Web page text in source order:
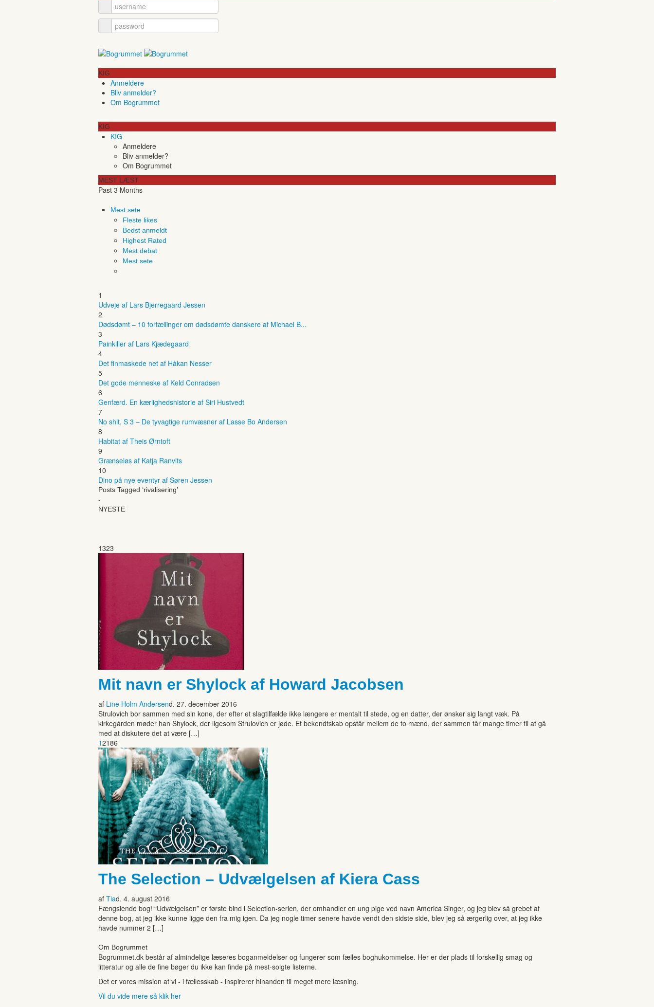
KIG
Anmeldere
Bliv anmelder?
Om Bogrummet
KIG
KIG
Anmeldere
Bliv anmelder?
Om Bogrummet
MEST LÆST
Past 3 Months
Mest sete
Fleste likes
Bedst anmeldt
Highest Rated
Mest debat
Mest sete
1
Udveje af Lars Bjerregaard Jessen
2
Dødsdømt – 10 fortællinger om dødsdømte danskere af Michael B...
3
Painkiller af Lars Kjædegaard
4
Det finmaskede net af Håkan Nesser
5
Det gode menneske af Keld Conradsen
6
Genfærd. En kærlighedshistorie af Siri Hustvedt
7
No shit, S 3 – De tyvagtige rumvæsner af Lasse Bo Andersen
8
Habitat af Theis Ørntoft
9
Grænseløs af Katja Ranvits
10
Dino på nye eventyr af Søren Jessen
Posts Tagged ‘rivalisering’
-
NYESTE
1323
Mit navn er Shylock af Howard Jacobsen
af Line Holm Andersend. 27. december 2016
Strulovich bor sammen med sin kone, der efter et slagtilfælde ikke længere er mentalt til stede, og en datter, der ønsker sig langt væk. På
kirkegården møder han Shylock, der ligesom Strulovich er jøde. Et bekendtskab opstår mellem de to mænd, der sammen får mange timer til at gå
med at diskutere det at være […]
12186
The Selection – Udvælgelsen af Kiera Cass
af Tiad. 4. august 2016
Fængslende bog! “Udvælgelsen” er første bind i Selection-serien, der omhandler en ung pige ved navn America Singer, og jeg blev så grebet af
denne bog, at jeg ikke kunne ligge den fra mig igen. Da jeg nogle timer senere havde vendt den sidste side, blev jeg så ærgerlig over, at jeg ikke
havde nummer 2 […]
Om Bogrummet
Bogrummet.dk består af almindelige læseres boganmeldelser og fungerer som fælles boghukommelse. Her er der plads til forskellig smag og
litteratur og alle de fine bøger du ikke kan finde på mest-solgte listerne.
Det er vores mission at vi - i fællesskab - inspirerer hinanden til meget mere læsning.
Vil du vide mere så klik her